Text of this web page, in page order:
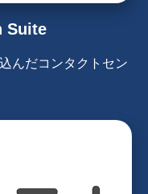
Suite
んだコンタクトセン